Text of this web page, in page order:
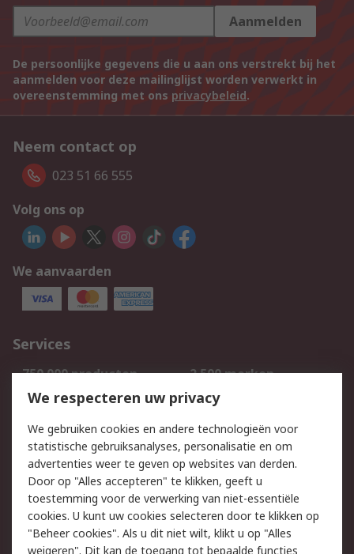
Aanmelden
De persoonlijke gegevens die u aan ons verstrekt bij het
aanmelden voor deze mailinglijst worden verwerkt in
overeenstemming met ons privacybeleid.
Neem contact op
023 51 66 555
Volg ons op
We aanvaarden
Services
750.000 producten
2.500 merken
Bestellen
Inkoopoplossingen
Track & Trace
Wettelijk
Cookiebeleid
Email veiligheid
Privacybeleid
Websitevoorwaarden
We respecteren uw privacy
We gebruiken cookies en andere technologieën voor
statistische gebruiksanalyses, personalisatie en om
advertenties weer te geven op websites van derden.
Door op "Alles accepteren" te klikken, geeft u
toestemming voor de verwerking van niet-essentiële
cookies. U kunt uw cookies selecteren door te klikken op
"Beheer cookies". Als u dit niet wilt, klikt u op "Alles
weigeren". Dit kan de toegang tot bepaalde functies